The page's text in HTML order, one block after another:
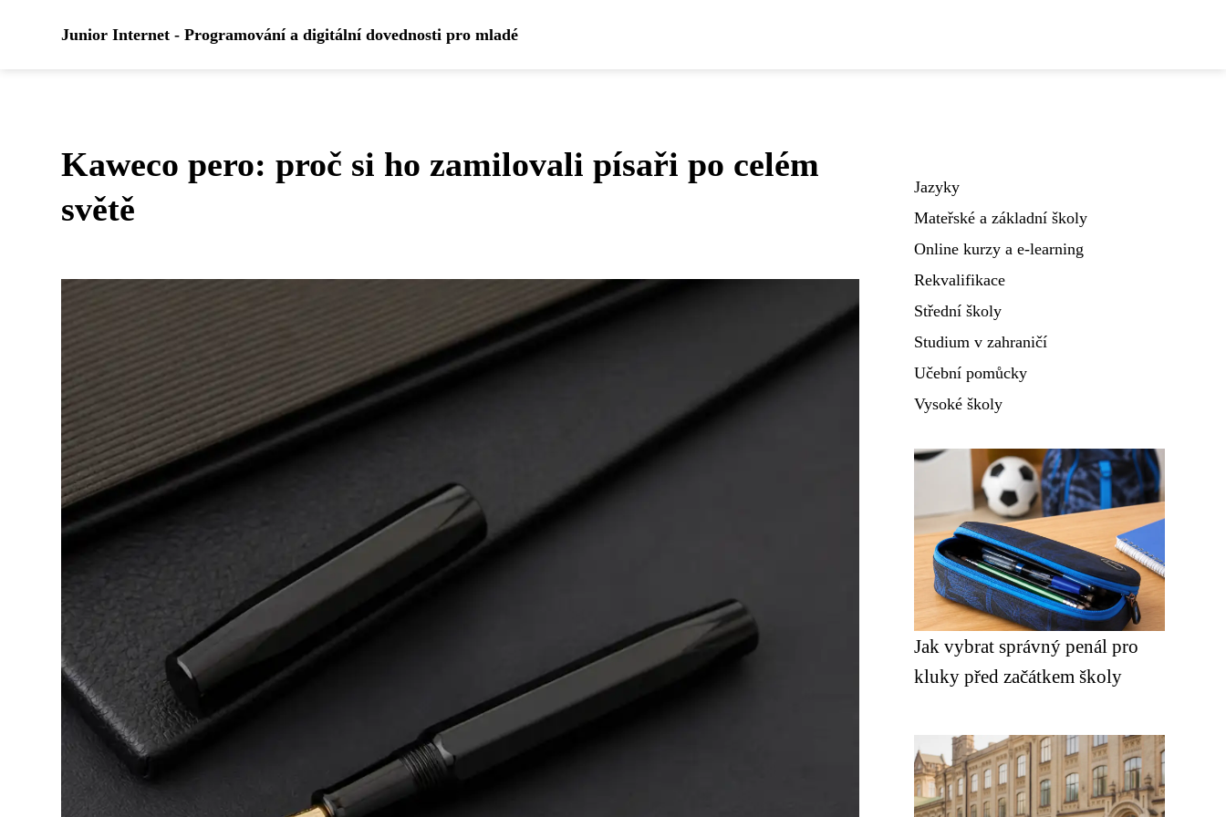
Junior Internet - Programování a digitální dovednosti pro mladé
Kaweco pero: proč si ho zamilovali písaři po celém
světě
Jazyky
Mateřské a základní školy
Online kurzy a e-learning
Rekvalifikace
Střední školy
Studium v zahraničí
Učební pomůcky
Vysoké školy
Jak vybrat správný penál pro
kluky před začátkem školy